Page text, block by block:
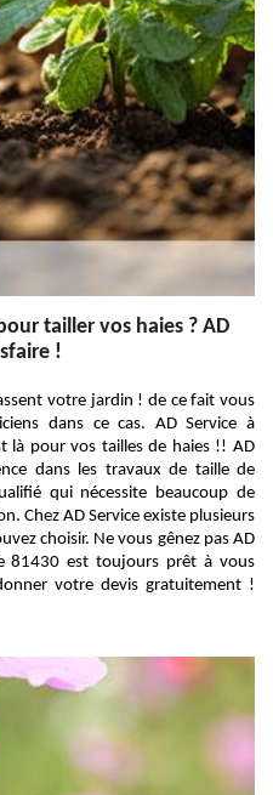
tailler vos haies ? AD
!
votre jardin ! de ce fait vous
dans ce cas. AD Service à
là pour vos tailles de haies !! AD
dans les travaux de taille de
qui nécessite beaucoup de
Chez AD Service existe plusieurs
choisir. Ne vous gênez pas AD
81430 est toujours prêt à vous
votre devis gratuitement !